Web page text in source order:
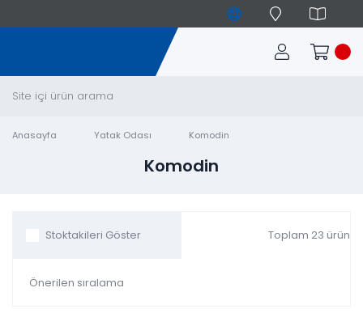
Anasayfa Yatak Odası Komodin
Komodin
Toplam 23 ürün